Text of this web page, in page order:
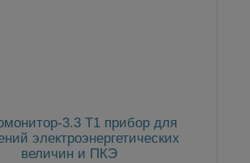
3.3 Т1 прибор для
электроэнергетических
величин и ПКЭ